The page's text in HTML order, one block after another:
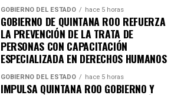
GOBIERNO DEL ESTADO hace 5 horas
GOBIERNO DE QUINTANA ROO REFUERZA
LA PREVENCIÓN DE LA TRATA DE
PERSONAS CON CAPACITACIÓN
ESPECIALIZADA EN DERECHOS HUMANOS
GOBIERNO DEL ESTADO hace 5 horas
IMPULSA QUINTANA ROO GOBIERNO Y